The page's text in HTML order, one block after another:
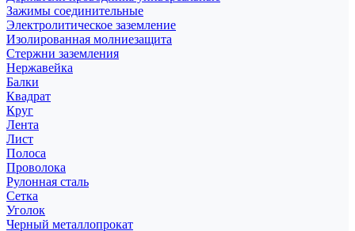
Зажимы соединительные
Электролитическое заземление
Изолированная молниезащита
Стержни заземления
Нержавейка
Балки
Квадрат
Круг
Лента
Лист
Полоса
Проволока
Рулонная сталь
Сетка
Уголок
Черный металлопрокат